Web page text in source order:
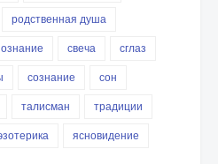
родственная душа
свеча
сглаз
сознание
сон
талисман
традиции
ясновидение